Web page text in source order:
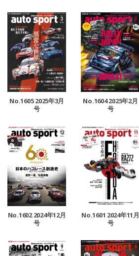
No.1605 2025年3月
号
No.1604 2025年2月
号
No.1602 2024年12月
号
No.1601 2024年11月
号